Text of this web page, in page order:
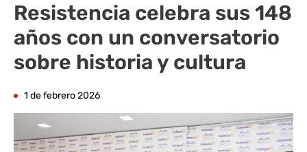
Resistencia celebra sus 148
años con un conversatorio
sobre historia y cultura
1 de febrero 2026